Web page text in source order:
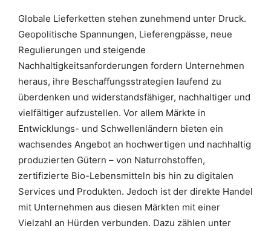
Globale Lieferketten stehen zunehmend unter Druck.
Geopolitische Spannungen, Lieferengpässe, neue
Regulierungen und steigende
Nachhaltigkeitsanforderungen fordern Unternehmen
heraus, ihre Beschaffungsstrategien laufend zu
überdenken und widerstandsfähiger, nachhaltiger und
vielfältiger aufzustellen. Vor allem Märkte in
Entwicklungs- und Schwellenländern bieten ein
wachsendes Angebot an hochwertigen und nachhaltig
produzierten Gütern – von Naturrohstoffen,
zertifizierte Bio-Lebensmitteln bis hin zu digitalen
Services und Produkten. Jedoch ist der direkte Handel
mit Unternehmen aus diesen Märkten mit einer
Vielzahl an Hürden verbunden. Dazu zählen unter